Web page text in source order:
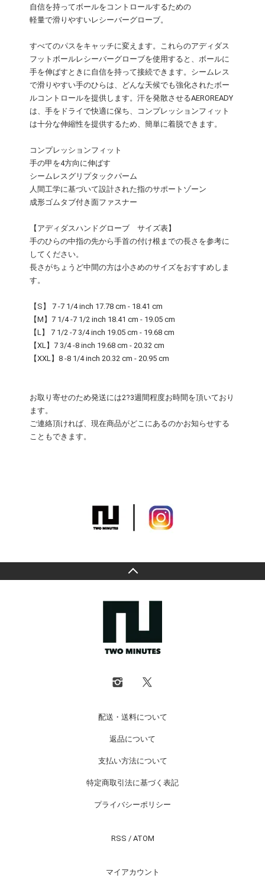
自信を持ってボールをコントロールするための
軽量で滑りやすいレシーバーグローブ。
すべてのパスをキャッチに変えます。これらのアディダス
フットボールレシーバーグローブを使用すると、ボールに
手を伸ばすときに自信を持って接続できます。シームレス
で滑りやすい手のひらは、どんな天候でも強化されたボー
ルコントロールを提供します。汗を発散させるAEROREADY
は、手をドライで快適に保ち、コンプレッションフィット
は十分な伸縮性を提供するため、簡単に着脱できます。
コンプレッションフィット
手の甲を4方向に伸ばす
シームレスグリプタックパーム
人間工学に基づいて設計された指のサポートゾーン
成形ゴムタブ付き面ファスナー
【アディダスハンドグローブ サイズ表】
手のひらの中指の先から手首の付け根までの長さを参考に
してください。
長さがちょうど中間の方は小さめのサイズをおすすめしま
す。
【S】 7 -7 1/4 inch 17.78 cm - 18.41 cm
【M】7 1/4 -7 1/2 inch 18.41 cm - 19.05 cm
【L】 7 1/2 -7 3/4 inch 19.05 cm - 19.68 cm
【XL】7 3/4 -8 inch 19.68 cm - 20.32 cm
【XXL】8 -8 1/4 inch 20.32 cm - 20.95 cm
お取り寄せのため発送には2?3週間程度お時間を頂いており
ます。
ご連絡頂ければ、現在商品がどこにあるのかお知らせする
こともできます。
配送・送料について
返品について
支払い方法について
特定商取引法に基づく表記
プライバシーポリシー
RSS / ATOM
マイアカウント